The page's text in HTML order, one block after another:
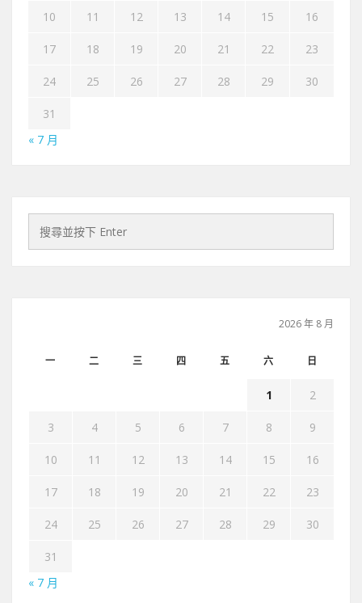
10 11 12 13 14 15 16
17 18 19 20 21 22 23
24 25 26 27 28 29 30
31
« 7 月
2026 年 8 月
一 二 三 四 五 六 日
1 2
3 4 5 6 7 8 9
10 11 12 13 14 15 16
17 18 19 20 21 22 23
24 25 26 27 28 29 30
31
« 7 月